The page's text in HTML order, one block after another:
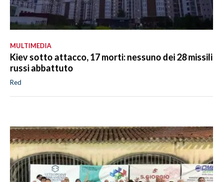
MULTIMEDIA
Kiev sotto attacco, 17 morti: nessuno dei 28 missili
russi abbattuto
Red